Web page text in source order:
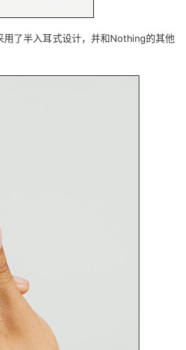
了半入耳式设计，并和Nothing的其他